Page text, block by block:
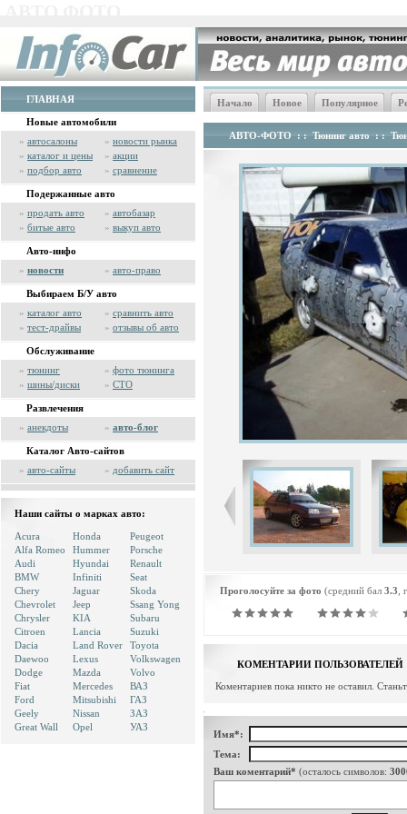
ГЛАВНАЯ
Новые автомобили
» автосалоны » новости рынка
» каталог и цены » акции
» подбор авто » сравнение
Подержанные авто
» продать авто » автобазар
» битые авто » выкуп авто
Авто-инфо
» новости » авто-право
Выбираем Б/У авто
» каталог авто » сравнить авто
» тест-драйвы » отзывы об авто
Обслуживание
» тюнинг » фото тюнинга
» шины/диски » СТО
Развлечения
» анекдоты » авто-блог
Каталог Авто-сайтов
» авто-сайты » добавить сайт
Наши сайты о марках авто:
Acura
Alfa Romeo
Audi
BMW
Chery
Chevrolet
Chrysler
Citroen
Dacia
Daewoo
Dodge
Fiat
Ford
Geely
Great Wall
Honda
Hummer
Hyundai
Infiniti
Jaguar
Jeep
KIA
Lancia
Land Rover
Lexus
Mazda
Mercedes
Mitsubishi
Nissan
Opel
Peugeot
Porsche
Renault
Seat
Skoda
Ssang Yong
Subaru
Suzuki
Toyota
Volkswagen
Volvo
ВАЗ
ГАЗ
ЗАЗ
УАЗ
Начало Новое Популярное
АВТО-ФОТО : : Тюнинг авто : :
Проголосуйте за фото (средний бал 3.3
КОМЕНТАРИИ ПОЛЬЗОВАТЕЛЕЙ
Коментариев пока никто не оставил.
Имя*:
Тема:
Ваш коментарий* (осталось символов: